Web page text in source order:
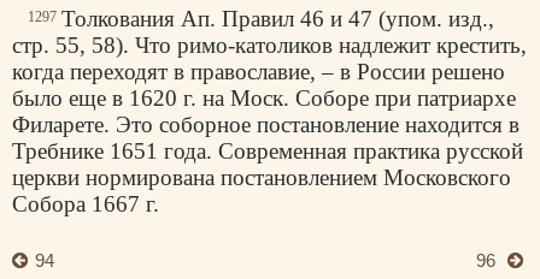
1297 Толкования Ап. Правил 46 и 47 (упом. изд.,
стр. 55, 58). Что римо-католиков надлежит крестить,
когда переходят в православие, – в России решено
было еще в 1620 г. на Моск. Соборе при патриархе
Филарете. Это соборное постановление находится в
Требнике 1651 года. Современная практика русской
церкви нормирована постановлением Московского
Собора 1667 г.
94 96